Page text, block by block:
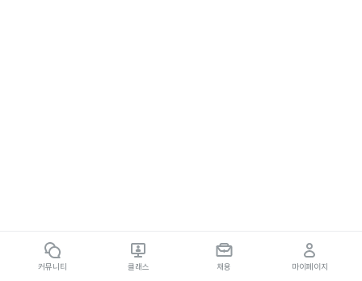
커뮤니티 클래스 채용 마이페이지